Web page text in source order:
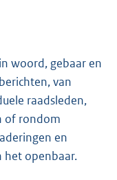
woord, gebaar en
van
raadsleden,
of rondom
en
het openbaar.